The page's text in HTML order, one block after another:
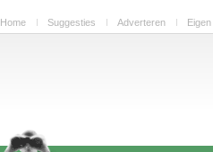
Home Suggesties Adverteren